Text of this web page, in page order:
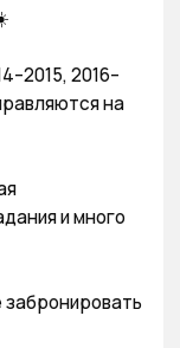
2016–
на
и много
забронировать